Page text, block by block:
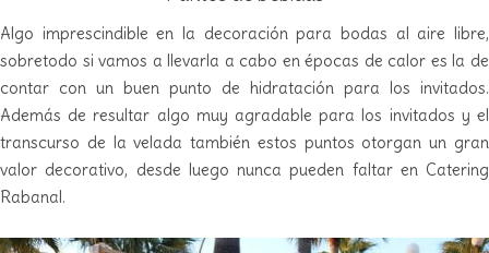
Algo imprescindible en la decoración para bodas al aire libre,
sobretodo si vamos a llevarla a cabo en épocas de calor es la de
contar con un buen punto de hidratación para los invitados.
Además de resultar algo muy agradable para los invitados y el
transcurso de la velada también estos puntos otorgan un gran
valor decorativo, desde luego nunca pueden faltar en Catering
Rabanal.